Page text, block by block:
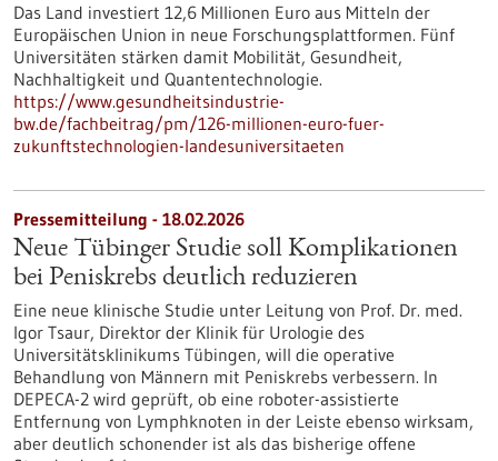
Das Land investiert 12,6 Millionen Euro aus Mitteln der
Europäischen Union in neue Forschungsplattformen. Fünf
Universitäten stärken damit Mobilität, Gesundheit,
Nachhaltigkeit und Quantentechnologie.
https://www.gesundheitsindustrie-
bw.de/fachbeitrag/pm/126-millionen-euro-fuer-
zukunftstechnologien-landesuniversitaeten
Pressemitteilung - 18.02.2026
Neue Tübinger Studie soll Komplikationen
bei Peniskrebs deutlich reduzieren
Eine neue klinische Studie unter Leitung von Prof. Dr. med.
Igor Tsaur, Direktor der Klinik für Urologie des
Universitätsklinikums Tübingen, will die operative
Behandlung von Männern mit Peniskrebs verbessern. In
DEPECA-2 wird geprüft, ob eine roboter-assistierte
Entfernung von Lymphknoten in der Leiste ebenso wirksam,
aber deutlich schonender ist als das bisherige offene